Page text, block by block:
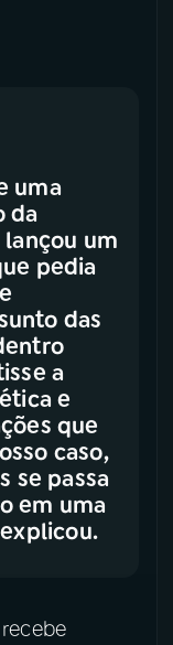
uma
da
lançou um
pedia
das
a
e
que
caso,
se passa
em uma